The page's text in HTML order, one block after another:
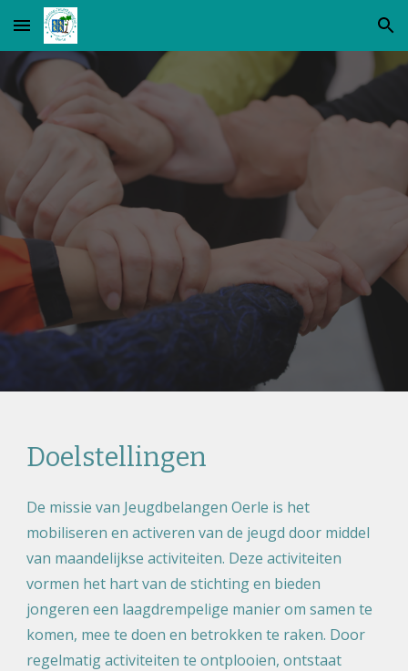
Skip to main content Skip to navigation
Doelstellingen
De missie van Jeugdbelangen Oerle is het
mobiliseren en activeren van de jeugd door middel
van maandelijkse activiteiten. Deze activiteiten
vormen het hart van de stichting en bieden
jongeren een laagdrempelige manier om samen te
komen, mee te doen en betrokken te raken. Door
regelmatig activiteiten te ontplooien, ontstaat